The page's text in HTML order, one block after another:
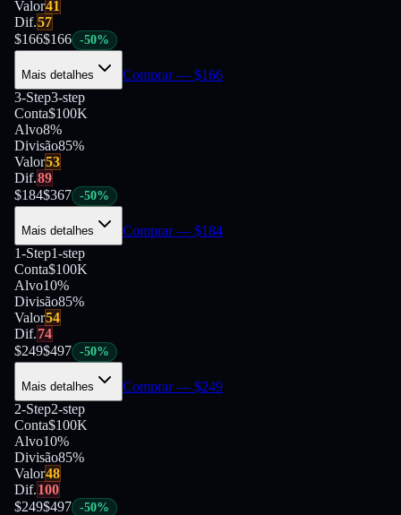
Valor41
Dif.57
$166$166 -50%
Mais detalhes Comprar— $166
3-Step3-step
Conta$100K
Alvo8%
Divisão85%
Valor53
Dif.89
$184$367 -50%
Mais detalhes Comprar— $184
1-Step1-step
Conta$100K
Alvo10%
Divisão85%
Valor54
Dif.74
$249$497 -50%
Mais detalhes Comprar— $249
2-Step2-step
Conta$100K
Alvo10%
Divisão85%
Valor48
Dif.100
$249$497 -50%